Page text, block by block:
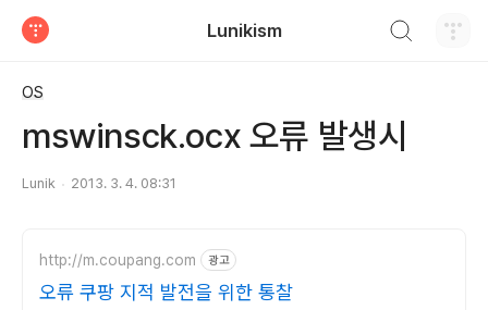
Lunikism
OS
mswinsck.ocx 오류 발생시
Lunik 2013. 3. 4. 08:31
http://m.coupang.com 광고
오류 쿠팡 지적 발전을 위한 통찰